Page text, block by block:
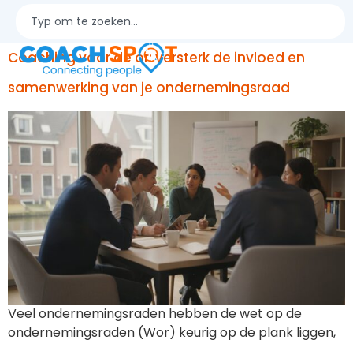
Coaching voor de or: versterk de invloed en
samenwerking van je ondernemingsraad
Veel ondernemingsraden hebben de wet op de
ondernemingsraden (Wor) keurig op de plank liggen,